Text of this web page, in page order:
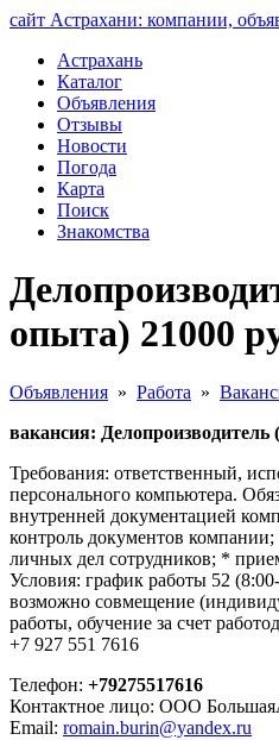
сайт Астрахани: компании,
Астрахань
Каталог
Объявления
Отзывы
Новости
Погода
Карта
Поиск
Знакомства
опыта) 21000
Объявления » Работа »
вакансия: Делопроизводитель
Требования: ответственный,
персонального компьютера.
внутренней документацией
контроль документов
личных дел сотрудников; *
Условия: график работы 52
возможно совмещение
работы, обучение за счет
+7 927 551 7616
Телефон: +79275517616
Контактное лицо: ООО
Email: romain.burin@yandex.ru